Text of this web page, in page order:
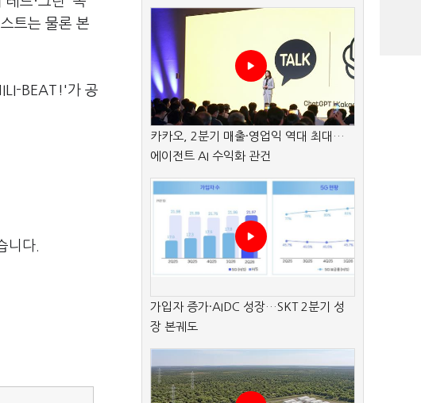
트는 물론 본
BEAT!'가 공
니다.
카카오, 2분기 매출·영업익 역대 최대…
에이전트 AI 수익화 관건
가입자 증가·AIDC 성장…SKT 2분기 성
장 본궤도